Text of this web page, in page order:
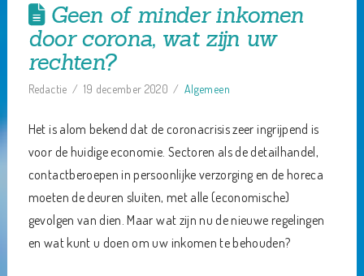
Geen of minder inkomen
door corona, wat zijn uw
rechten?
Redactie 19 december 2020 Algemeen
Het is alom bekend dat de coronacrisis zeer ingrijpend is
voor de huidige economie. Sectoren als de detailhandel,
contactberoepen in persoonlijke verzorging en de horeca
moeten de deuren sluiten, met alle (economische)
gevolgen van dien. Maar wat zijn nu de nieuwe regelingen
en wat kunt u doen om uw inkomen te behouden?